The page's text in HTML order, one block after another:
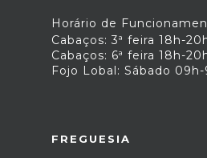
Horário de
Cabaços: 3ª feira 18h-
Cabaços: 6ª feira 18h-
Fojo Lobal: Sábado
FREGUESIA